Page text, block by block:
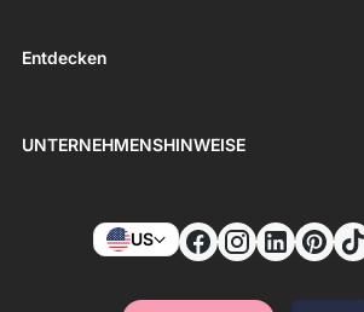
Entdecken
UNTERNEHMENSHINWEISE
US